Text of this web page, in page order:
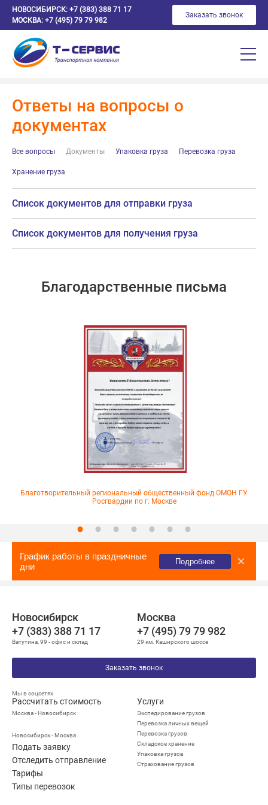
НОВОСИБИРСК: +7 (383) 388 71 17
МОСКВА: +7 (495) 79 79 982
Заказать звонок
Ответы на вопросы о
документах
Все вопросы Документы Упаковка груза Перевозка груза
Хранение груза
Список документов для отправки груза
Список документов для получения груза
Благодарственные письма
Благотворительный региональный общественный фонд ОМОН ГУ
Росгвардии по г. Москве
График работы в праздничные
дни
Подробнее
Новосибирск
+7 (383) 388 71 17
Ватутина, 99 - офис и склад
Москва
+7 (495) 79 79 982
29 км. Каширского шоссе
Заказать звонок
Мы в соцсетях
Рассчитать стоимость
Москва - Новосибирск
Новосибирск - Москва
Подать заявку
Отследить отправление
Тарифы
Типы перевозок
Услуги
Экспедирование грузов
Перевозка личных вещей
Перевозка грузов
Складское хранение
Упаковка грузов
Страхование грузов